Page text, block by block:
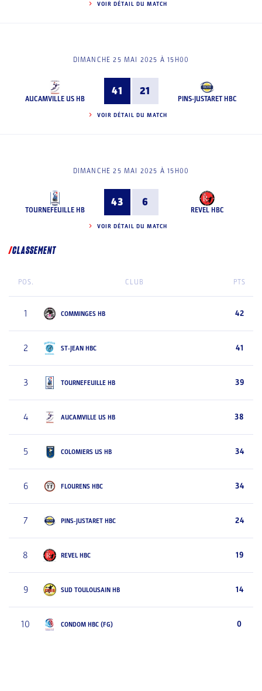
VOIR DÉTAIL DU MATCH
DIMANCHE 25 MAI 2025 À 15H00
AUCAMVILLE US HB
41 21
PINS-JUSTARET HBC
VOIR DÉTAIL DU MATCH
DIMANCHE 25 MAI 2025 À 15H00
TOURNEFEUILLE HB
43 6
REVEL HBC
VOIR DÉTAIL DU MATCH
CLASSEMENT
POS. CLUB PTS
1 COMMINGES HB 42
2 ST-JEAN HBC 41
3 TOURNEFEUILLE HB 39
4 AUCAMVILLE US HB 38
5 COLOMIERS US HB 34
6 FLOURENS HBC 34
7 PINS-JUSTARET HBC 24
8 REVEL HBC 19
9 SUD TOULOUSAIN HB 14
10 CONDOM HBC (FG) 0